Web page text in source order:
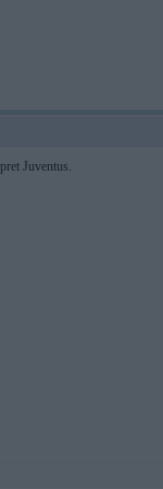
Juventus.